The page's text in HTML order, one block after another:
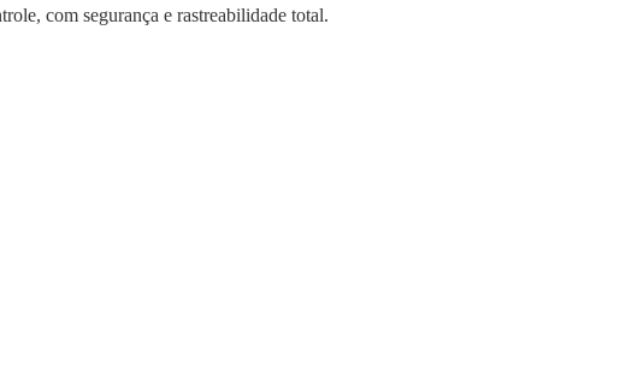
com segurança e rastreabilidade total.